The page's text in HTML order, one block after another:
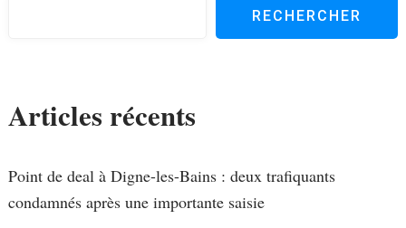
RECHERCHER
Articles récents
Point de deal à Digne-les-Bains : deux trafiquants
condamnés après une importante saisie